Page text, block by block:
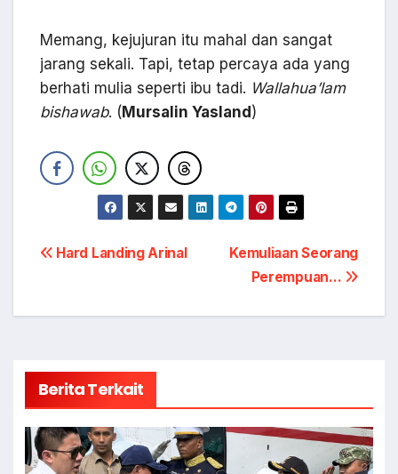
Memang, kejujuran itu mahal dan sangat
jarang sekali. Tapi, tetap percaya ada yang
berhati mulia seperti ibu tadi. Wallahua’lam
bishawab. ( Mursalin Yasland )
Navigasi
Kemuliaan Seorang
Perempuan…
Hard Landing Arinal
Berita Terkait